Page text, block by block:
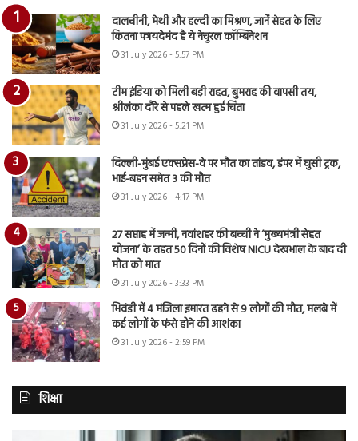
दालचीनी, मेथी और हल्दी का मिश्रण, जानें सेहत के लिए
कितना फायदेमंद है ये नेचुरल कॉम्बिनेशन
31 July 2026 - 5:57 PM
टीम इंडिया को मिली बड़ी राहत, बुमराह की वापसी तय,
श्रीलंका दौरे से पहले खत्म हुई चिंता
31 July 2026 - 5:21 PM
दिल्ली-मुंबई एक्सप्रेस-वे पर मौत का तांडव, डंपर में घुसी ट्रक,
भाई-बहन समेत 3 की मौत
31 July 2026 - 4:17 PM
27 सप्ताह में जन्मी, नवांशहर की बच्ची ने ‘मुख्यमंत्री सेहत
योजना’ के तहत 50 दिनों की विशेष NICU देखभाल के बाद दी
मौत को मात
31 July 2026 - 3:33 PM
भिवंडी में 4 मंजिला इमारत ढहने से 9 लोगों की मौत, मलबे में
कई लोगों के फंसे होने की आशंका
31 July 2026 - 2:59 PM
शिक्षा